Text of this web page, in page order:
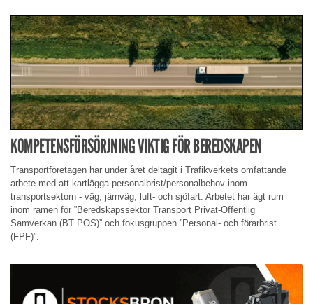
KOMPETENSFÖRSÖRJNING VIKTIG FÖR BEREDSKAPEN
Transportföretagen har under året deltagit i Trafikverkets omfattande
arbete med att kartlägga personalbrist/personalbehov inom
transportsektorn - väg, järnväg, luft- och sjöfart. Arbetet har ägt rum
inom ramen för ”Beredskapssektor Transport Privat-Offentlig
Samverkan (BT POS)” och fokusgruppen ”Personal- och förarbrist
(FPF)”.